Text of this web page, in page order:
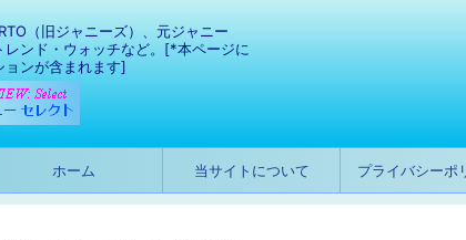
（旧ジャニーズ）、元ジャニー
レンド・ウォッチなど。[*本ページに
ョンが含まれます]
ホーム 当サイトについて プライバシーポ